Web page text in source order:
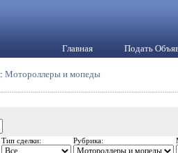
Главная Подать
: Мотороллеры и мопеды
Тип сделки: Рубрика: